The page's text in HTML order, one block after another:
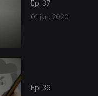
Ep. 37
01 jun. 2020
Ep. 36